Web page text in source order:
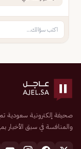
والمنافسة في سبق